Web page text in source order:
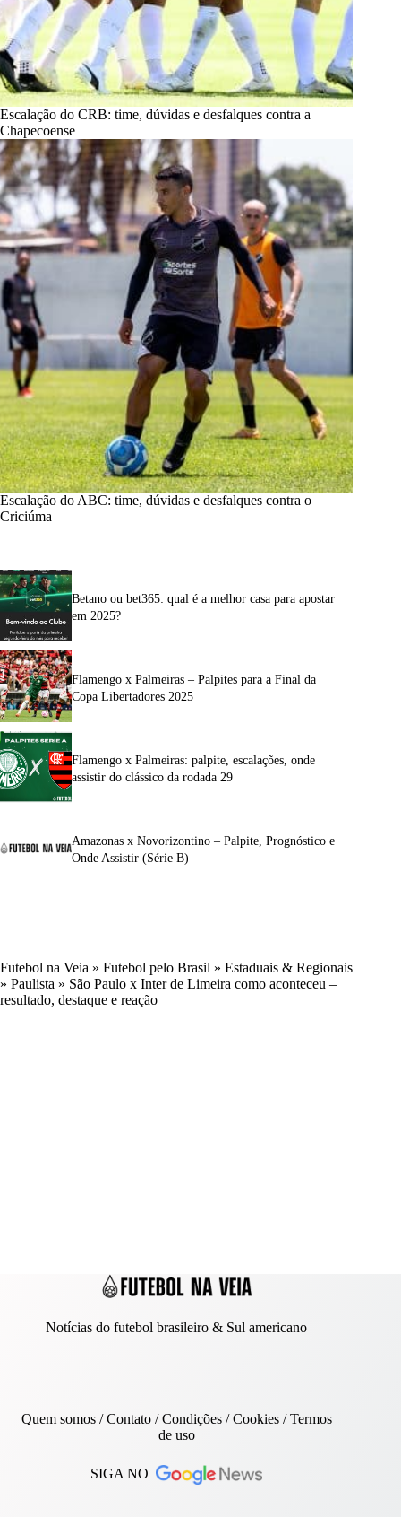
Escalação do CRB: time, dúvidas e desfalques contra a
Chapecoense
Escalação do ABC: time, dúvidas e desfalques contra o
Criciúma
Betano ou bet365: qual é a melhor casa para apostar
em 2025?
Flamengo x Palmeiras – Palpites para a Final da
Copa Libertadores 2025
Flamengo x Palmeiras: palpite, escalações, onde
assistir do clássico da rodada 29
Amazonas x Novorizontino – Palpite, Prognóstico e
Onde Assistir (Série B)
Futebol na Veia » Futebol pelo Brasil » Estaduais & Regionais
» Paulista » São Paulo x Inter de Limeira como aconteceu –
resultado, destaque e reação
Notícias do futebol brasileiro & Sul americano
Quem somos/Contato/ Condições /Cookies/Termos
de uso
SIGA NO